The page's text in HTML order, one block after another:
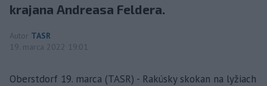
krajana Andreasa Feldera.
Autor TASR
19. marca 2022 19:01
Oberstdorf 19. marca (TASR) - Rakúsky skokan na lyžiach